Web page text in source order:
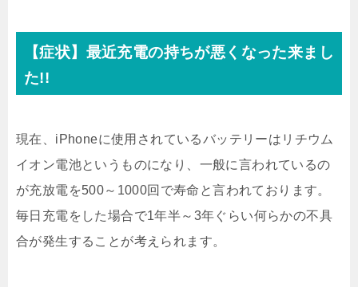
【症状】最近充電の持ちが悪くなった来まし
た!!
現在、iPhoneに使用されているバッテリーはリチウム
イオン電池というものになり、一般に言われているの
が充放電を500～1000回で寿命と言われております。
毎日充電をした場合で1年半～3年ぐらい何らかの不具
合が発生することが考えられます。